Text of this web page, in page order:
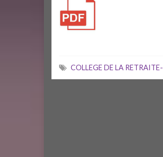
COLLEGE DE LA RETRAITE-